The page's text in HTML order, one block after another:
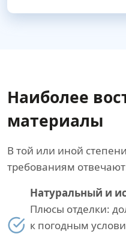
Наиболее
материалы
В той или иной
требованиям
Натуральный и
Плюсы отделки:
к погодным